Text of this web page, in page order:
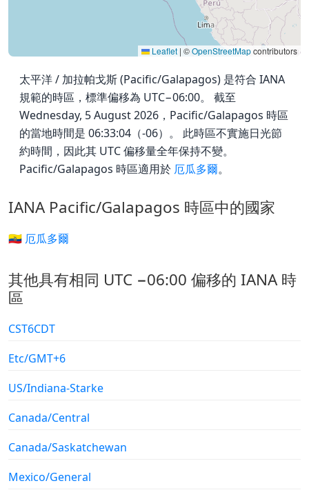
Leaflet | ©OpenStreetMapcontributors
太平洋 / 加拉帕戈斯 (Pacific/Galapagos) 是符合 IANA
規範的時區，標準偏移為 UTC−06:00。 截至
Wednesday, 5 August 2026，Pacific/Galapagos 時區
的當地時間是 06:33:04（-06）。 此時區不實施日光節
約時間，因此其 UTC 偏移量全年保持不變。
Pacific/Galapagos 時區適用於 厄瓜多爾。
IANA Pacific/Galapagos 時區中的國家
🇪🇨 厄瓜多爾
其他具有相同 UTC −06:00 偏移的 IANA 時
區
CST6CDT
Etc/GMT+6
US/Indiana-Starke
Canada/Central
Canada/Saskatchewan
Mexico/General